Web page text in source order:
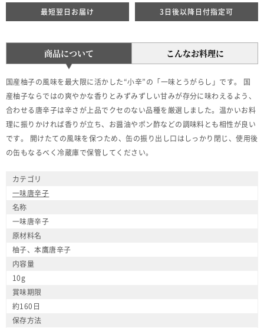
最短翌日お届け 3日後以降日付指定可
商品について こんなお料理に
国産柚子の風味を最大限に活かした“小辛”の「一味とうがらし」です。 国
産柚子ならではの爽やかな香りとみずみずしい甘みが存分に味わえるよう、
合わせる唐辛子は辛さが上品でクセのない品種を厳選しました。温かいお料
理に振りかければ香りが立ち、お醤油やポン酢などの調味料とも相性が良い
です。 開けたての風味を保つため、缶の振り出し口はしっかり閉じ、使用後
の缶もなるべく冷蔵庫で保管してください。
カテゴリ
一味唐辛子
名称
一味唐辛子
原材料名
柚子、本鷹唐辛子
内容量
10g
賞味期限
約160日
保存方法